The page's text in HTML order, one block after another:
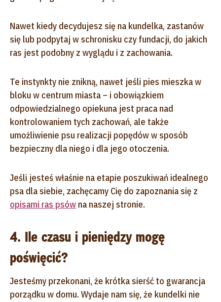
Nawet kiedy decydujesz się na kundelka, zastanów
się lub podpytaj w schronisku czy fundacji, do jakich
ras jest podobny z wyglądu i z zachowania.
Te instynkty nie znikną, nawet jeśli pies mieszka w
bloku w centrum miasta – i obowiązkiem
odpowiedzialnego opiekuna jest praca nad
kontrolowaniem tych zachowań, ale także
umożliwienie psu realizacji popędów w sposób
bezpieczny dla niego i dla jego otoczenia.
Jeśli jesteś właśnie na etapie poszukiwań idealnego
psa dla siebie, zachęcamy Cię do zapoznania się z
opisami ras psów na naszej stronie.
4. Ile czasu i pieniędzy mogę
poświęcić?
Jesteśmy przekonani, że krótka sierść to gwarancja
porządku w domu. Wydaje nam się, że kundelki nie